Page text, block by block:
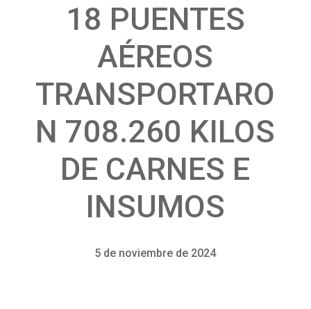
18 PUENTES
AÉREOS
TRANSPORTARO
N 708.260 KILOS
DE CARNES E
INSUMOS
5 de noviembre de 2024